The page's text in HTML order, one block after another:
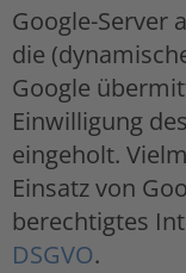
Google-Server
die
Google
Einwilligung
eingeholt.
Einsatz von
berechtigtes
DSGVO.